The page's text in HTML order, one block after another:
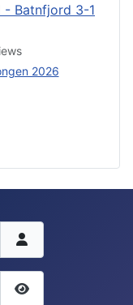
- Batnfjord 3-1
2026